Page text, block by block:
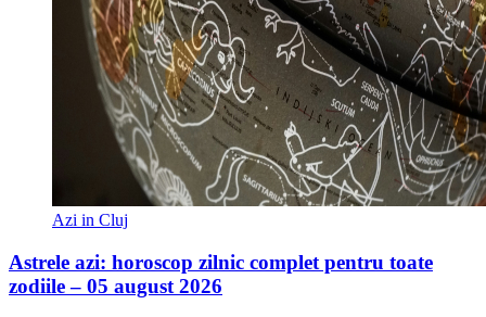
Azi in Cluj
Astrele azi: horoscop zilnic complet pentru toate
zodiile – 05 august 2026